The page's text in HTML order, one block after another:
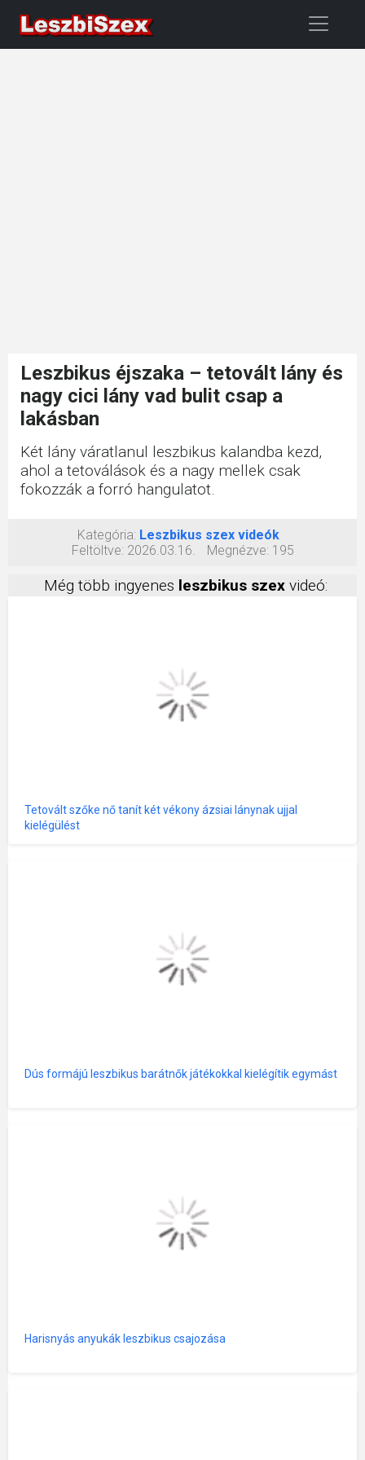
Leszbikus éjszaka – tetovált lány és
nagy cici lány vad bulit csap a
lakásban
Két lány váratlanul leszbikus kalandba kezd,
ahol a tetoválások és a nagy mellek csak
fokozzák a forró hangulatot.
Kategória: Leszbikus szex videók
Feltöltve: 2026.03.16. Megnézve: 195
Még több ingyenes leszbikus szex videó:
Tetovált szőke nő tanít két vékony ázsiai lánynak ujjal
kielégülést
Dús formájú leszbikus barátnők játékokkal kielégítik egymást
Harisnyás anyukák leszbikus csajozása